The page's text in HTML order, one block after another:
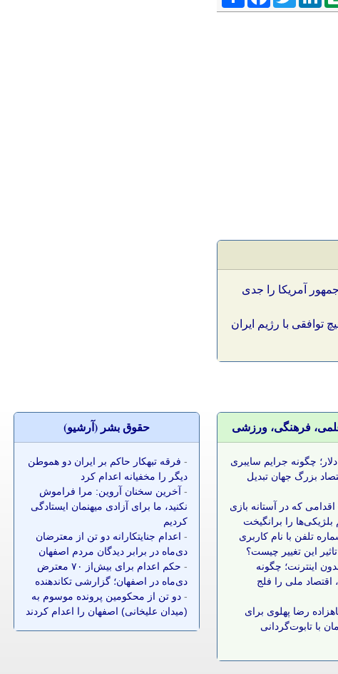
آمریکا را جدی
توافقی با رژیم ایران
فرهنگی، ورزشی
دلار؛ چگونه جرایم سایبری
بزرگ جهان تبدیل
که در آستانه بازی
را برانگیخت
تلفن با نام کاربری
این تغییر چیست؟
اینترنت؛ چگونه
ملی را فلج
رضا پهلوی برای
با تابوت‌گردانی
حقوق بشر (آرشيو)
- فرقه تبهکار حاکم بر ایران دو هموطن
دیگر را مخفیانه اعدام کرد
- آخرین سخنان آروین: مرا فراموش
نکنید، ما برای آزادی میهنمان ایستادگی
کردیم
- اعدام جنایتکارانه دو تن از معترضان
دی‌ماه در برابر دیدگان مردم اصفهان
-
حکم اعدام برای بیش‌از ۷۰ معترض
دی‌ماه در اصفهان؛ گزارشی تکاندهنده
- دو تن از محکومین پرونده موسوم به
(میدان علیخانی) اصفهان را اعدام کردند